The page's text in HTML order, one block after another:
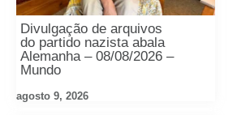
Divulgação de arquivos
do partido nazista abala
Alemanha – 08/08/2026 –
Mundo
agosto 9, 2026